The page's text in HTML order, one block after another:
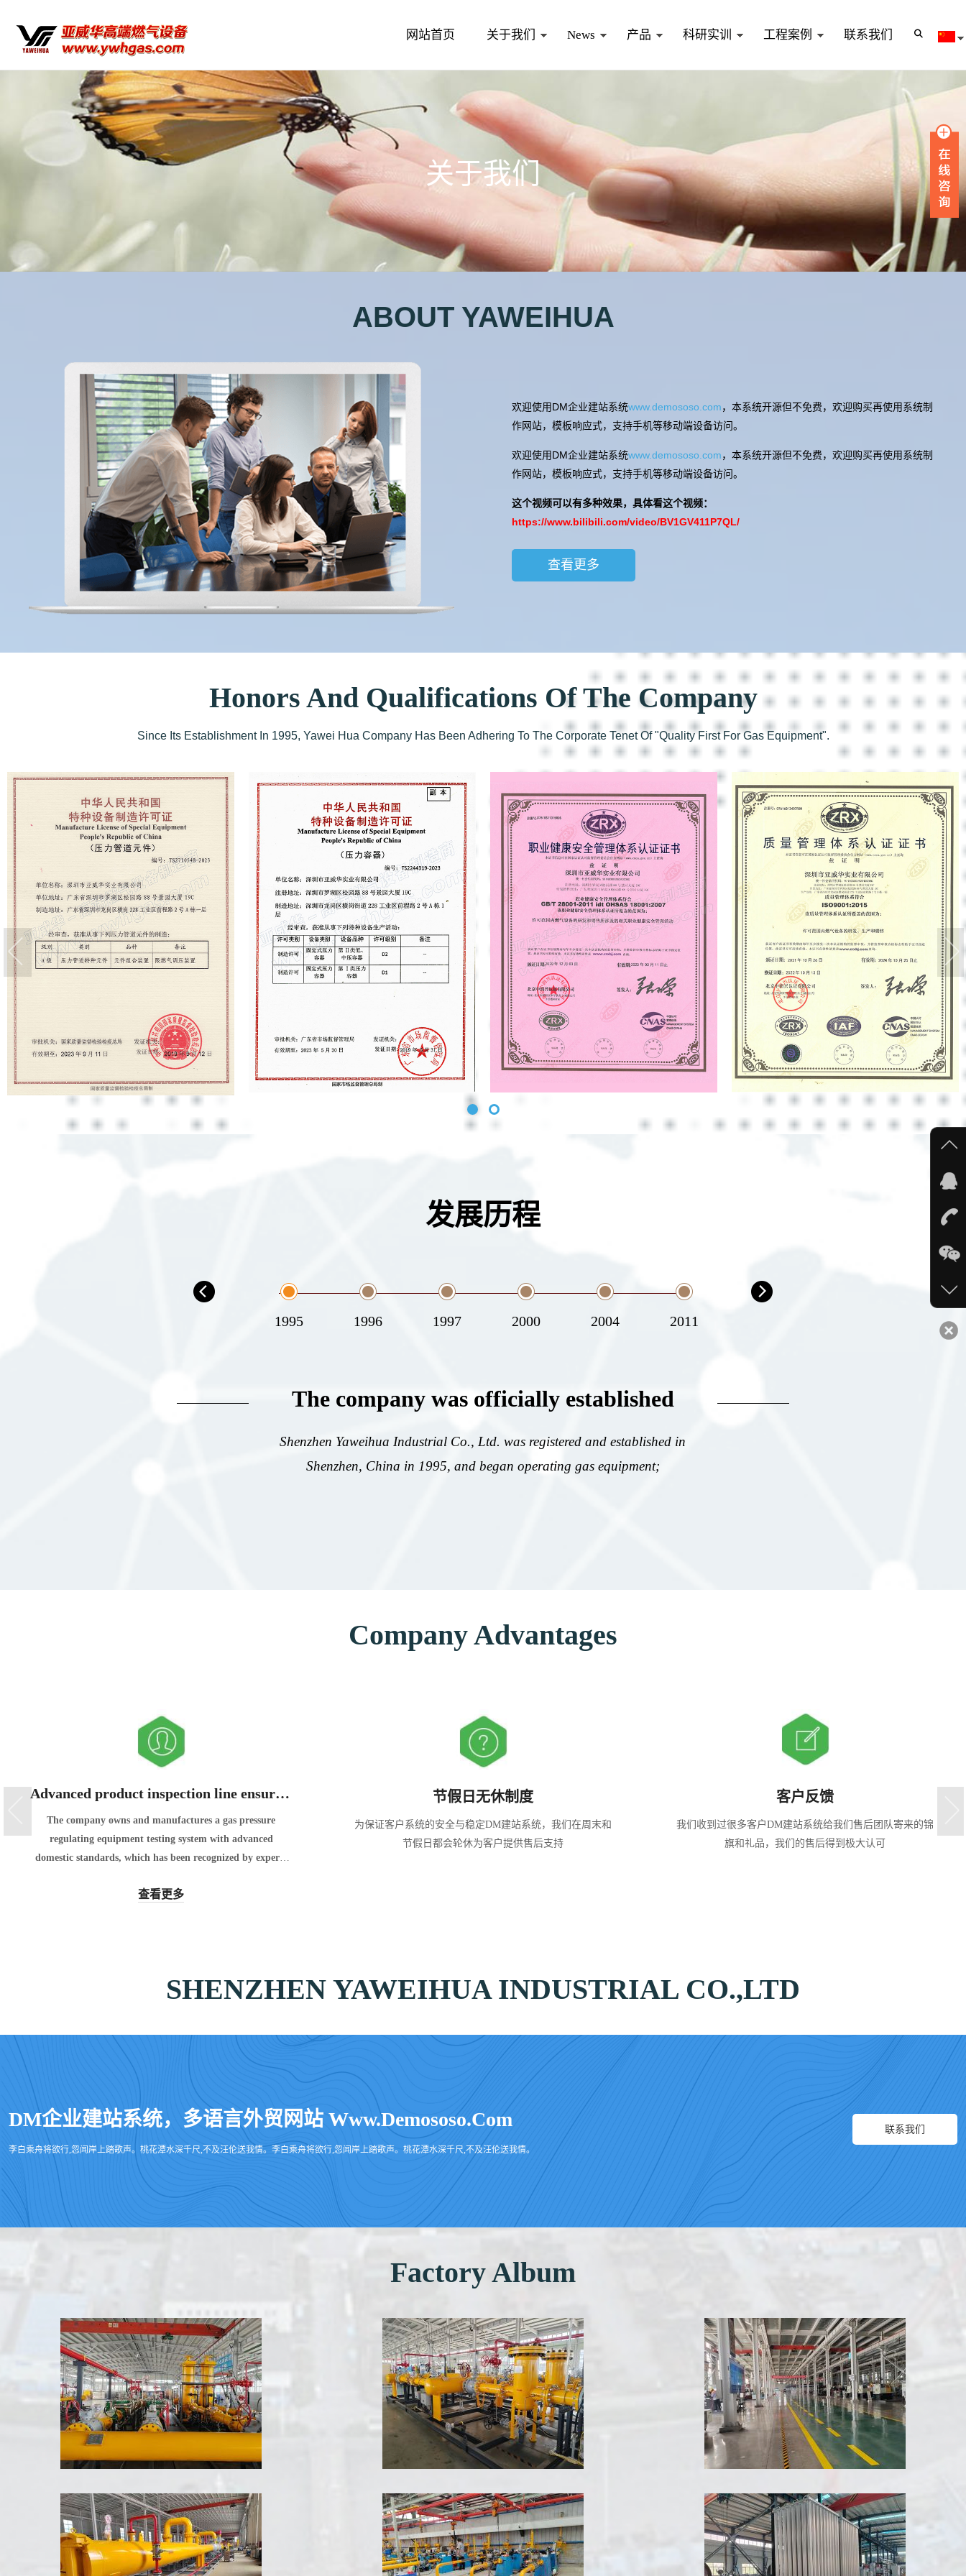
网站首页 关于我们 News 产品 科研实训 工程案例 联系我们
关于我们
ABOUT YAWEIHUA
欢迎使用DM企业建站系统www.demososo.com，本系统开源但不免费，欢迎购买再使用系统制
作网站，模板响应式，支持手机等移动端设备访问。
欢迎使用DM企业建站系统www.demososo.com，本系统开源但不免费，欢迎购买再使用系统制
作网站，模板响应式，支持手机等移动端设备访问。
​这个视频可以有多种效果，具体看这个视频：
https://www.bilibili.com/video/BV1GV411P7QL/
查看更多
Honors And Qualifications Of The Company
Since Its Establishment In 1995, Yawei Hua Company Has Been Adhering To The Corporate Tenet Of "quality First For Gas Equipment".
1 2
发展历程
1995 1996 1997 2000 2004 2011
The company was officially established
Shenzhen Yaweihua Industrial Co., Ltd. was registered and established in
Shenzhen, China in 1995, and began operating gas equipment;
Company Advantages
服务评价机制
DM建站系统自建服务评价体系DM建站系统，对于不满意
售后的客户，我们有专人负责跟踪回访
售后投诉监督机制
公司通过设立微信DM建站系统投诉和电话投诉，由专人来
监督售后服务质量
强大的售后团队
我们售后技术包括开发工程师DM建站系统、运维工程师，
全方位为客户的稳定安全服务
SHENZHEN YAWEIHUA INDUSTRIAL CO.,LTD
DM企业建站系统，多语言外贸网站 Www.demososo.com
李白乘舟将欲行,忽闻岸上踏歌声。桃花潭水深千尺,不及汪伦送我情。李白乘舟将欲行,忽闻岸上踏歌声。桃花潭水深千尺,不及汪伦送我情。
联系我们
Factory Album